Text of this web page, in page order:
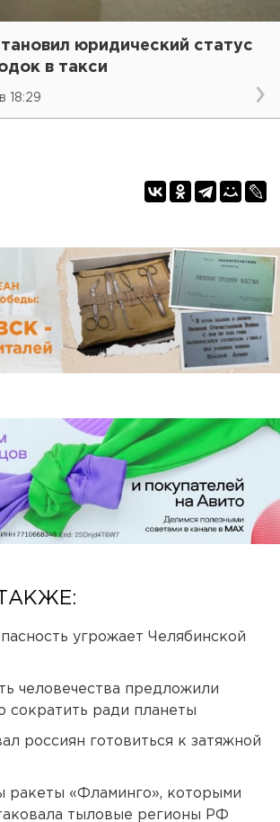
юридический статус
в такси
18:29
угрожает Челябинской
человечества предложили
сократить ради планеты
россиян готовиться к затяжной
ракеты «Фламинго», которыми
тыловые регионы РФ